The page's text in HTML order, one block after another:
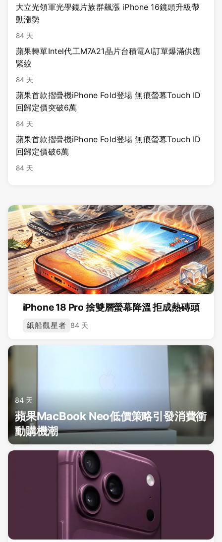
大立光領軍光學鏡片族群飆漲 iPhone 16鏡頭升級帶
動漲勢
84 天
蘋果轉單Intel代工M7A21晶片台積電AI訂單爆滿供應
緊絞
84 天
蘋果首款摺疊機iPhone Fold登場 無痕螢幕Touch ID
回歸定價突破6萬
84 天
蘋果首款摺疊機iPhone Fold登場 無痕螢幕Touch ID
回歸定價破6萬
84 天
iPhone 18 Pro 捨雙層螢幕降溫 拒成熱磚頭
紙船觀星者 84 天
84 天
蘋果MacBook Neo低價策略引發消費衝
動購機潮